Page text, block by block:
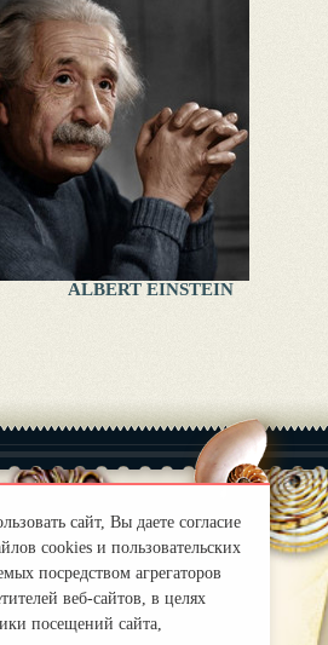
ALBERT EINSTEIN
|
Правила
сайт, Вы даете согласие
cookies и пользовательских
посредством агрегаторов
веб-сайтов, в целях
посещений сайта,